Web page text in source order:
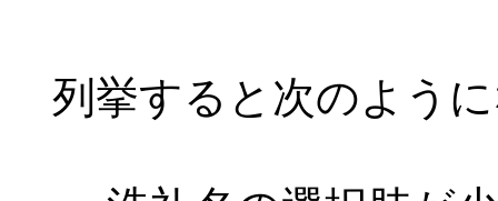
列挙すると次のよう